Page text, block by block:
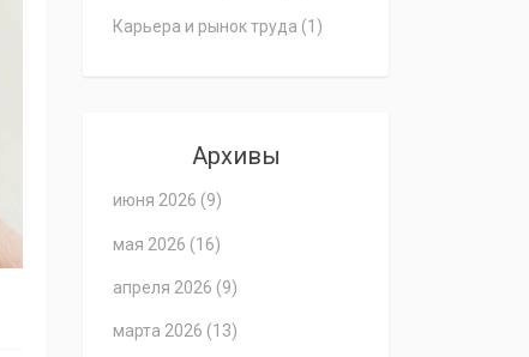
Карьера и рынок труда (1)
Архивы
июня 2026 (9)
мая 2026 (16)
апреля 2026 (9)
марта 2026 (13)